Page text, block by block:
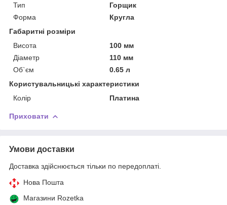
Тип
Горщик
Форма
Кругла
Габаритні розміри
Висота
100 мм
Діаметр
110 мм
Об`єм
0.65 л
Користувальницькі характеристики
Колір
Платина
Приховати
Умови доставки
Доставка здійснюється тільки по передоплаті.
Нова Пошта
Магазини Rozetka